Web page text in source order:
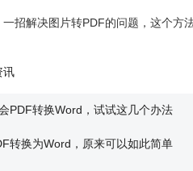
一招解决图片转PDF的问题，这个方
讯
PDF转换Word，试试这几个办法
转换为Word，原来可以如此简单